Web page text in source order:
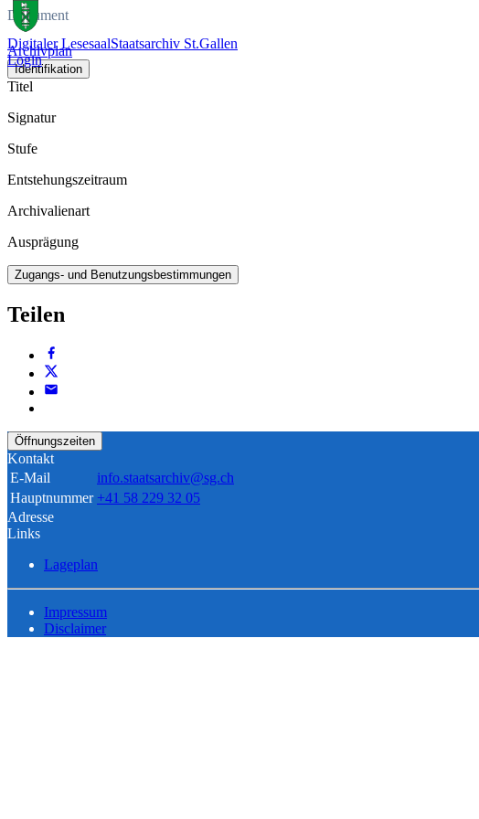
Digitaler LesesaalStaatsarchiv St.Gallen
Login
Dokument
Archivplan
Identifikation
Titel
Signatur
Stufe
Entstehungszeitraum
Archivalienart
Ausprägung
Zugangs- und Benutzungsbestimmungen
Teilen
Öffnungszeiten
Kontakt
E-Mail
info.staatsarchiv@sg.ch
Hauptnummer +41 58 229 32 05
Adresse
Links
Lageplan
Impressum
Disclaimer